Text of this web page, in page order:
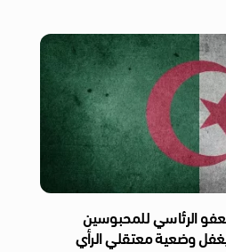
الرئاسي للمحبوسين
يُغفل وضعية معتقلي الرأي